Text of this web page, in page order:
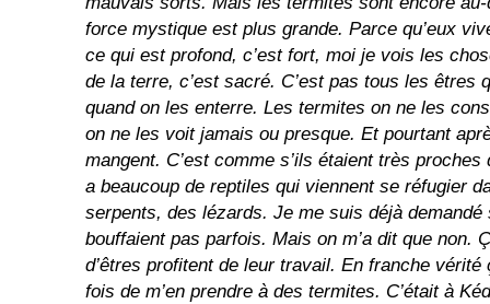
force mystique est plus grande. Parce qu’eux
ce qui est profond, c’est fort, moi je vois les
de la terre, c’est sacré. C’est pas tous les êtres
quand on les enterre. Les termites on ne les
on ne les voit jamais ou presque. Et pourtant
mangent. C’est comme s’ils étaient très proches
a beaucoup de reptiles qui viennent se réfugier
serpents, des lézards. Je me suis déjà
bouffaient pas parfois. Mais on m’a dit que non.
d’êtres profitent de leur travail. En franche vérité
fois de m’en prendre à des termites. C’était à